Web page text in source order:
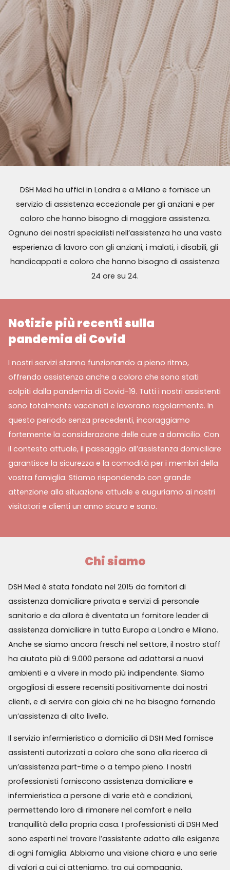
DSH Med ha uffici in Londra e a Milano e fornisce un
servizio di assistenza eccezionale per gli anziani e per
coloro che hanno bisogno di maggiore assistenza.
Ognuno dei nostri specialisti nell’assistenza ha una vasta
esperienza di lavoro con gli anziani, i malati, i disabili, gli
handicappati e coloro che hanno bisogno di assistenza
24 ore su 24.
Notizie più recenti sulla
pandemia di Covid
I nostri servizi stanno funzionando a pieno ritmo,
offrendo assistenza anche a coloro che sono stati
colpiti dalla pandemia di Covid-19. Tutti i nostri assistenti
sono totalmente vaccinati e lavorano regolarmente. In
questo periodo senza precedenti, incoraggiamo
fortemente la considerazione delle cure a domicilio. Con
il contesto attuale, il passaggio all’assistenza domiciliare
garantisce la sicurezza e la comodità per i membri della
vostra famiglia. Stiamo rispondendo con grande
attenzione alla situazione attuale e auguriamo ai nostri
visitatori e clienti un anno sicuro e sano.
Chi siamo
DSH Med è stata fondata nel 2015 da fornitori di
assistenza domiciliare privata e servizi di personale
sanitario e da allora è diventata un fornitore leader di
assistenza domiciliare in tutta Europa a Londra e Milano.
Anche se siamo ancora freschi nel settore, il nostro staff
ha aiutato più di 9.000 persone ad adattarsi a nuovi
ambienti e a vivere in modo più indipendente. Siamo
orgogliosi di essere recensiti positivamente dai nostri
clienti, e di servire con gioia chi ne ha bisogno fornendo
un’assistenza di alto livello.
Il servizio infermieristico a domicilio di DSH Med fornisce
assistenti autorizzati a coloro che sono alla ricerca di
un’assistenza part-time o a tempo pieno. I nostri
professionisti forniscono assistenza domiciliare e
infermieristica a persone di varie età e condizioni,
permettendo loro di rimanere nel comfort e nella
tranquillità della propria casa. I professionisti di DSH Med
sono esperti nel trovare l’assistente adatto alle esigenze
di ogni famiglia. Abbiamo una visione chiara e una serie
di valori a cui ci atteniamo, tra cui compagnia,